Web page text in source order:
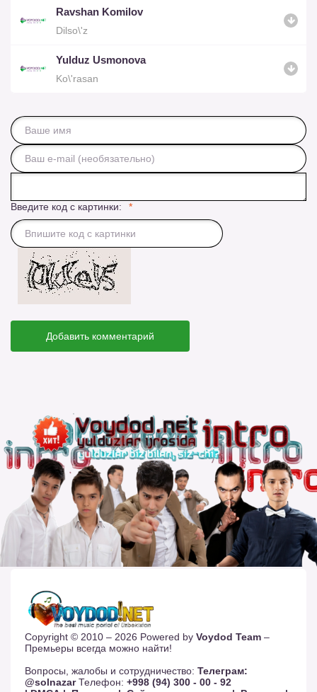
Ravshan Komilov
Dilso\'z
Yulduz Usmonova
Ko\'rasan
Введите код с картинки:
Добавить комментарий
Copyright © 2010 – 2026 Powered by Voydod Team –
Премьеры всегда можно найти!
Вопросы, жалобы и сотрудничество: Телеграм:
@solnazarТелефон: +998 (94) 300 - 00 - 92